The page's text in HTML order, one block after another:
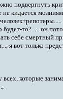
подвергнуть
не кидается
будет-то?..... он
себе смертный
я вот только
всех, которые